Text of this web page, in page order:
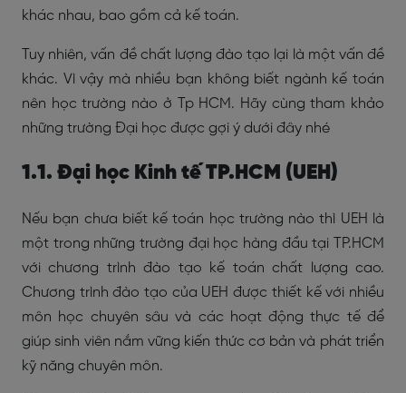
khác nhau, bao gồm cả kế toán.
Tuy nhiên, vấn đề chất lượng đào tạo lại là một vấn đề
khác. Vì vậy mà nhiều bạn không biết ngành kế toán
nên học trường nào ở Tp HCM. Hãy cùng tham khảo
những trường Đại học được gợi ý dưới đây nhé
1.1. Đại học Kinh tế TP.HCM (UEH)
Nếu bạn chưa biết kế toán học trường nào thì UEH là
một trong những trường đại học hàng đầu tại TP.HCM
với chương trình đào tạo kế toán chất lượng cao.
Chương trình đào tạo của UEH được thiết kế với nhiều
môn học chuyên sâu và các hoạt động thực tế để
giúp sinh viên nắm vững kiến thức cơ bản và phát triển
kỹ năng chuyên môn.